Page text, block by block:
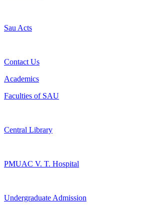
Sau Acts
Contact Us
Academics
Faculties of SAU
Central Library
PMUAC V. T. Hospital
Undergraduate Admission